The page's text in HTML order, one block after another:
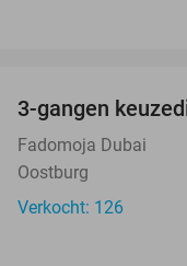
3-gangen
Fadomoja Dubai
Oostburg
Verkocht: 126